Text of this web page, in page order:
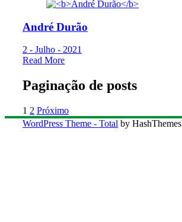
André Durão
2 - Julho - 2021
Read More
Paginação de posts
1 2 Próximo
WordPress Theme - Total by HashThemes